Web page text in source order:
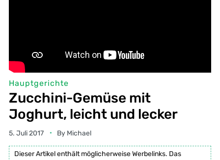
Hauptgerichte
Zucchini-Gemüse mit
Joghurt, leicht und lecker
5. Juli 2017 By Michael
Dieser Artikel enthält möglicherweise Werbelinks. Das